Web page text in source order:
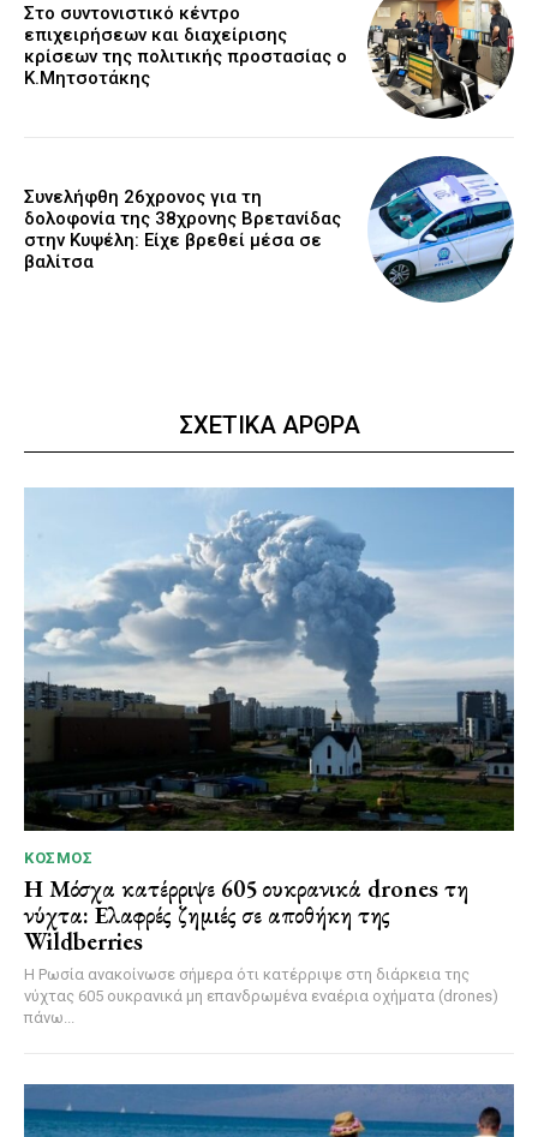
Στο συντονιστικό κέντρο
επιχειρήσεων και διαχείρισης
κρίσεων της πολιτικής προστασίας ο
Κ.Μητσοτάκης
Συνελήφθη 26χρονος για τη
δολοφονία της 38χρονης Βρετανίδας
στην Κυψέλη: Είχε βρεθεί μέσα σε
βαλίτσα
ΣΧΕΤΙΚΑ ΑΡΘΡΑ
ΚΌΣΜΟΣ
Η Μόσχα κατέρριψε 605 ουκρανικά drones τη
νύχτα: Ελαφρές ζημιές σε αποθήκη της
Wildberries
Η Ρωσία ανακοίνωσε σήμερα ότι κατέρριψε στη διάρκεια της
νύχτας 605 ουκρανικά μη επανδρωμένα εναέρια οχήματα (drones)
πάνω...